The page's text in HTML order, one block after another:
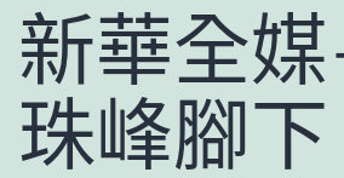
新華全媒
珠峰腳